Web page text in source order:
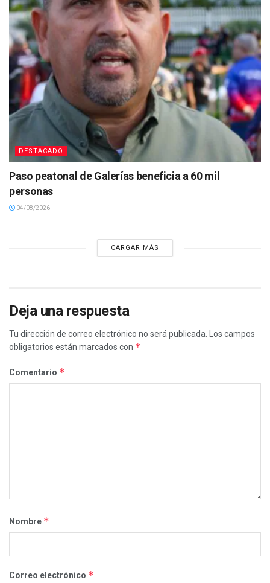
DESTACADO
Paso peatonal de Galerías beneficia a 60 mil
personas
04/08/2026
CARGAR MÁS
Deja una respuesta
Tu dirección de correo electrónico no será publicada. Los campos
obligatorios están marcados con *
Comentario *
Nombre *
Correo electrónico *